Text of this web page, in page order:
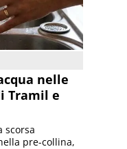
nelle
Tramil e
scorsa
pre-collina,